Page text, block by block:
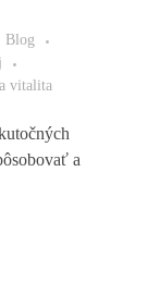
Blog
vitalita
a